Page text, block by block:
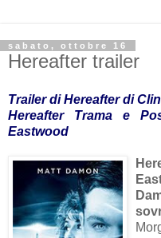
sabato, ottobre 16
Hereafter trailer
Trailer di Hereafter di
Hereafter Trama e
Eastwood